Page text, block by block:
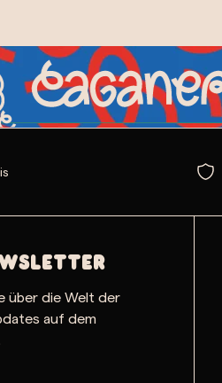
über die Welt der
auf dem